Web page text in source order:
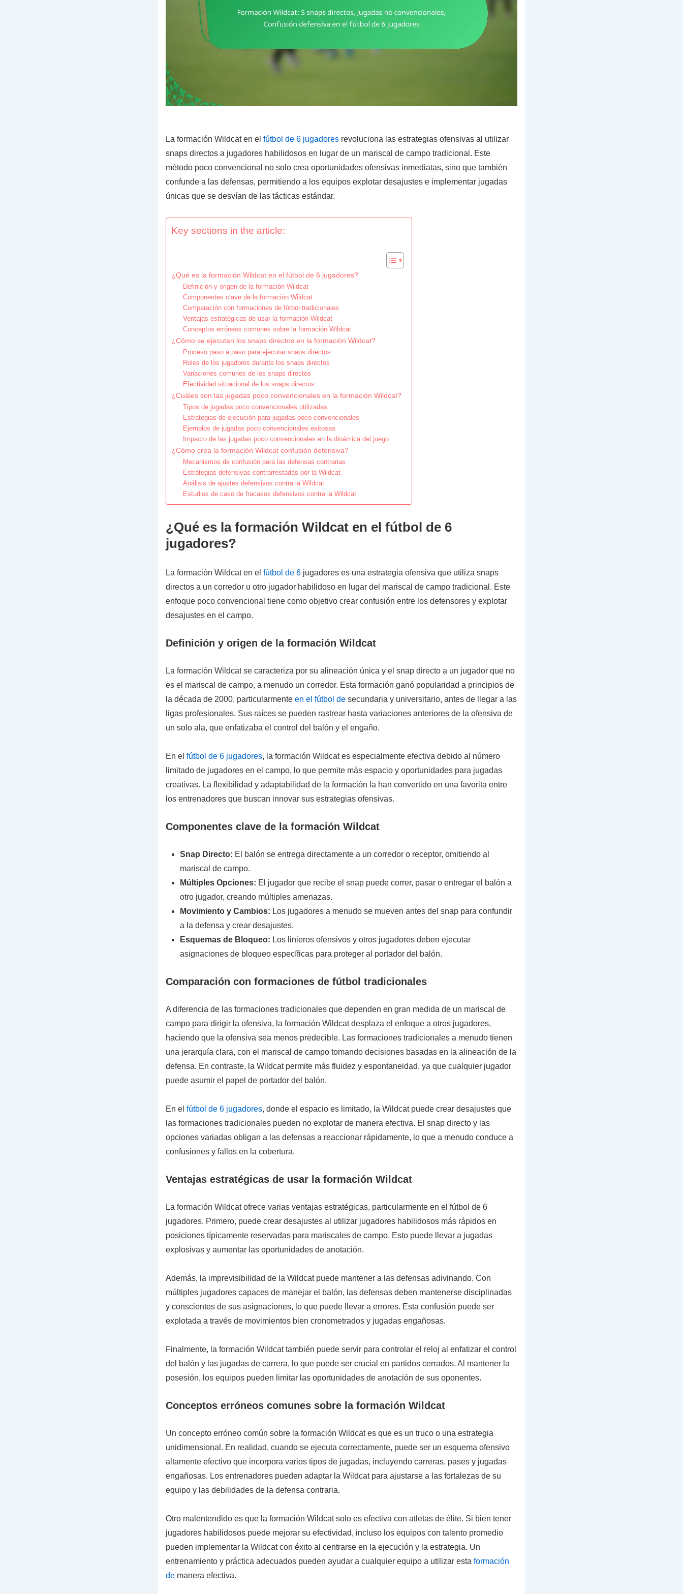
La formación Wildcat en el fútbol de 6 jugadoresrevoluciona las estrategias ofensivas al utilizar
snaps directos a jugadores habilidosos en lugar de un mariscal de campo tradicional. Este
método poco convencional no solo crea oportunidades ofensivas inmediatas, sino que también
confunde a las defensas, permitiendo a los equipos explotar desajustes e implementar jugadas
únicas que se desvían de las tácticas estándar.
Key sections in the article:
¿Qué es la formación Wildcat en el fútbol de 6 jugadores?
Definición y origen de la formación Wildcat
Componentes clave de la formación Wildcat
Comparación con formaciones de fútbol tradicionales
Ventajas estratégicas de usar la formación Wildcat
Conceptos erróneos comunes sobre la formación Wildcat
¿Cómo se ejecutan los snaps directos en la formación Wildcat?
Proceso paso a paso para ejecutar snaps directos
Roles de los jugadores durante los snaps directos
Variaciones comunes de los snaps directos
Efectividad situacional de los snaps directos
¿Cuáles son las jugadas poco convencionales en la formación Wildcat?
Tipos de jugadas poco convencionales utilizadas
Estrategias de ejecución para jugadas poco convencionales
Ejemplos de jugadas poco convencionales exitosas
Impacto de las jugadas poco convencionales en la dinámica del juego
¿Cómo crea la formación Wildcat confusión defensiva?
Mecanismos de confusión para las defensas contrarias
Estrategias defensivas contrarrestadas por la Wildcat
Análisis de ajustes defensivos contra la Wildcat
Estudios de caso de fracasos defensivos contra la Wildcat
¿Qué es la formación Wildcat en el fútbol de 6
jugadores?
La formación Wildcat en el fútbol de 6jugadores es una estrategia ofensiva que utiliza snaps
directos a un corredor u otro jugador habilidoso en lugar del mariscal de campo tradicional. Este
enfoque poco convencional tiene como objetivo crear confusión entre los defensores y explotar
desajustes en el campo.
Definición y origen de la formación Wildcat
La formación Wildcat se caracteriza por su alineación única y el snap directo a un jugador que no
es el mariscal de campo, a menudo un corredor. Esta formación ganó popularidad a principios de
la década de 2000, particularmente en el fútbol desecundaria y universitario, antes de llegar a las
ligas profesionales. Sus raíces se pueden rastrear hasta variaciones anteriores de la ofensiva de
un solo ala, que enfatizaba el control del balón y el engaño.
En el fútbol de 6 jugadores, la formación Wildcat es especialmente efectiva debido al número
limitado de jugadores en el campo, lo que permite más espacio y oportunidades para jugadas
creativas. La flexibilidad y adaptabilidad de la formación la han convertido en una favorita entre
los entrenadores que buscan innovar sus estrategias ofensivas.
Componentes clave de la formación Wildcat
Snap Directo: El balón se entrega directamente a un corredor o receptor, omitiendo al
mariscal de campo.
Múltiples Opciones: El jugador que recibe el snap puede correr, pasar o entregar el balón a
otro jugador, creando múltiples amenazas.
Movimiento y Cambios: Los jugadores a menudo se mueven antes del snap para confundir
a la defensa y crear desajustes.
Esquemas de Bloqueo: Los linieros ofensivos y otros jugadores deben ejecutar
asignaciones de bloqueo específicas para proteger al portador del balón.
Comparación con formaciones de fútbol tradicionales
A diferencia de las formaciones tradicionales que dependen en gran medida de un mariscal de
campo para dirigir la ofensiva, la formación Wildcat desplaza el enfoque a otros jugadores,
haciendo que la ofensiva sea menos predecible. Las formaciones tradicionales a menudo tienen
una jerarquía clara, con el mariscal de campo tomando decisiones basadas en la alineación de la
defensa. En contraste, la Wildcat permite más fluidez y espontaneidad, ya que cualquier jugador
puede asumir el papel de portador del balón.
En el fútbol de 6 jugadores, donde el espacio es limitado, la Wildcat puede crear desajustes que
las formaciones tradicionales pueden no explotar de manera efectiva. El snap directo y las
opciones variadas obligan a las defensas a reaccionar rápidamente, lo que a menudo conduce a
confusiones y fallos en la cobertura.
Ventajas estratégicas de usar la formación Wildcat
La formación Wildcat ofrece varias ventajas estratégicas, particularmente en el fútbol de 6
jugadores. Primero, puede crear desajustes al utilizar jugadores habilidosos más rápidos en
posiciones típicamente reservadas para mariscales de campo. Esto puede llevar a jugadas
explosivas y aumentar las oportunidades de anotación.
Además, la imprevisibilidad de la Wildcat puede mantener a las defensas adivinando. Con
múltiples jugadores capaces de manejar el balón, las defensas deben mantenerse disciplinadas
y conscientes de sus asignaciones, lo que puede llevar a errores. Esta confusión puede ser
explotada a través de movimientos bien cronometrados y jugadas engañosas.
Finalmente, la formación Wildcat también puede servir para controlar el reloj al enfatizar el control
del balón y las jugadas de carrera, lo que puede ser crucial en partidos cerrados. Al mantener la
posesión, los equipos pueden limitar las oportunidades de anotación de sus oponentes.
Conceptos erróneos comunes sobre la formación Wildcat
Un concepto erróneo común sobre la formación Wildcat es que es un truco o una estrategia
unidimensional. En realidad, cuando se ejecuta correctamente, puede ser un esquema ofensivo
altamente efectivo que incorpora varios tipos de jugadas, incluyendo carreras, pases y jugadas
engañosas. Los entrenadores pueden adaptar la Wildcat para ajustarse a las fortalezas de su
equipo y las debilidades de la defensa contraria.
Otro malentendido es que la formación Wildcat solo es efectiva con atletas de élite. Si bien tener
jugadores habilidosos puede mejorar su efectividad, incluso los equipos con talento promedio
pueden implementar la Wildcat con éxito al centrarse en la ejecución y la estrategia. Un
entrenamiento y práctica adecuados pueden ayudar a cualquier equipo a utilizar esta formación
demanera efectiva.